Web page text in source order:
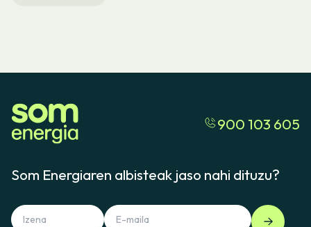
900 103 605
Som Energiaren albisteak jaso nahi dituzu?